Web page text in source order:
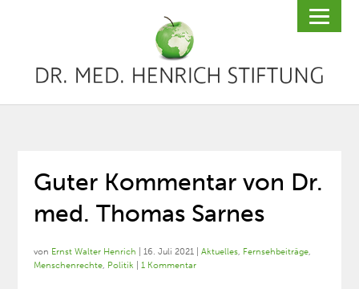
Guter Kommentar von Dr.
med. Thomas Sarnes
von Ernst Walter Henrich |16. Juli 2021 |Aktuelles, Fernsehbeiträge,
Menschenrechte, Politik |1 Kommentar